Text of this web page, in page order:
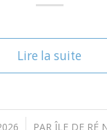
Lire la suite
PAR ÎLE DE RÉ